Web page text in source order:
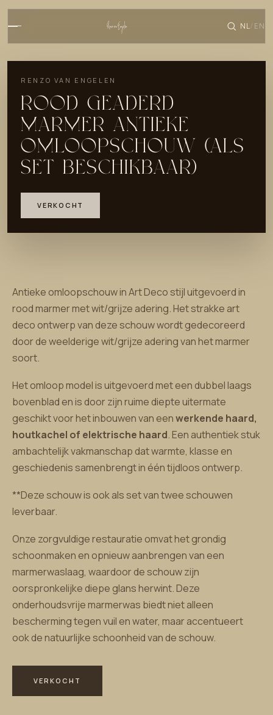
NL/ EN
RENZO VAN ENGELEN
ROOD GEADERD
MARMER ANTIEKE
OMLOOPSCHOUW (ALS
SET BESCHIKBAAR)
VERKOCHT
Antieke omloopschouw in Art Deco stijl uitgevoerd in
rood marmer met wit/grijze adering. Het strakke art
deco ontwerp van deze schouw wordt gedecoreerd
door de weelderige wit/grijze adering van het marmer
soort.
Het omloop model is uitgevoerd met een dubbel laags
bovenblad en is door zijn ruime diepte uitermate
geschikt voor het inbouwen van eenwerkende haard,
houtkachel of elektrische haard. Een authentiek stuk
ambachtelijk vakmanschap dat warmte, klasse en
geschiedenis samenbrengt in één tijdloos ontwerp.
**Deze schouw is ook als set van twee schouwen
leverbaar.
Onze zorgvuldige restauratie omvat het grondig
schoonmaken en opnieuw aanbrengen van een
marmerwaslaag, waardoor de schouw zijn
oorspronkelijke diepe glans herwint. Deze
onderhoudsvrije marmerwas biedt niet alleen
bescherming tegen vuil en water, maar accentueert
ook de natuurlijke schoonheid van de schouw.
VERKOCHT